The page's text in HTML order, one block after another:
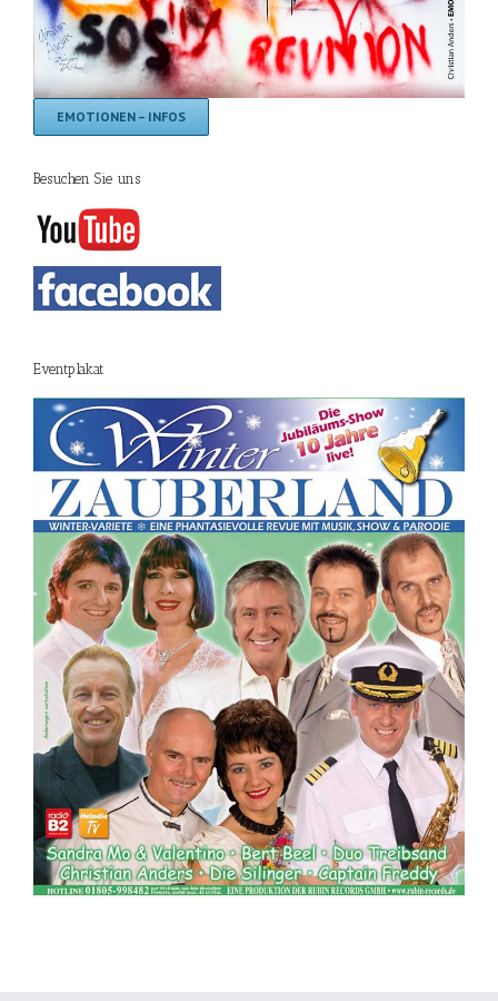
EMOTIONEN – INFOS
Besuchen Sie uns
Eventplakat